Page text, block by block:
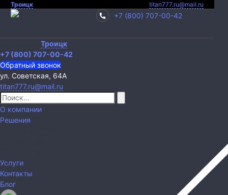
Троицк titan777.ru@mail.ru
+7 (800) 707-00-42
Троицк
+7 (800) 707-00-42
Обратный звонок
ул. Советская, 64А
titan777.ru@mail.ru
О компании
Решения
Услуги
Контакты
Блог